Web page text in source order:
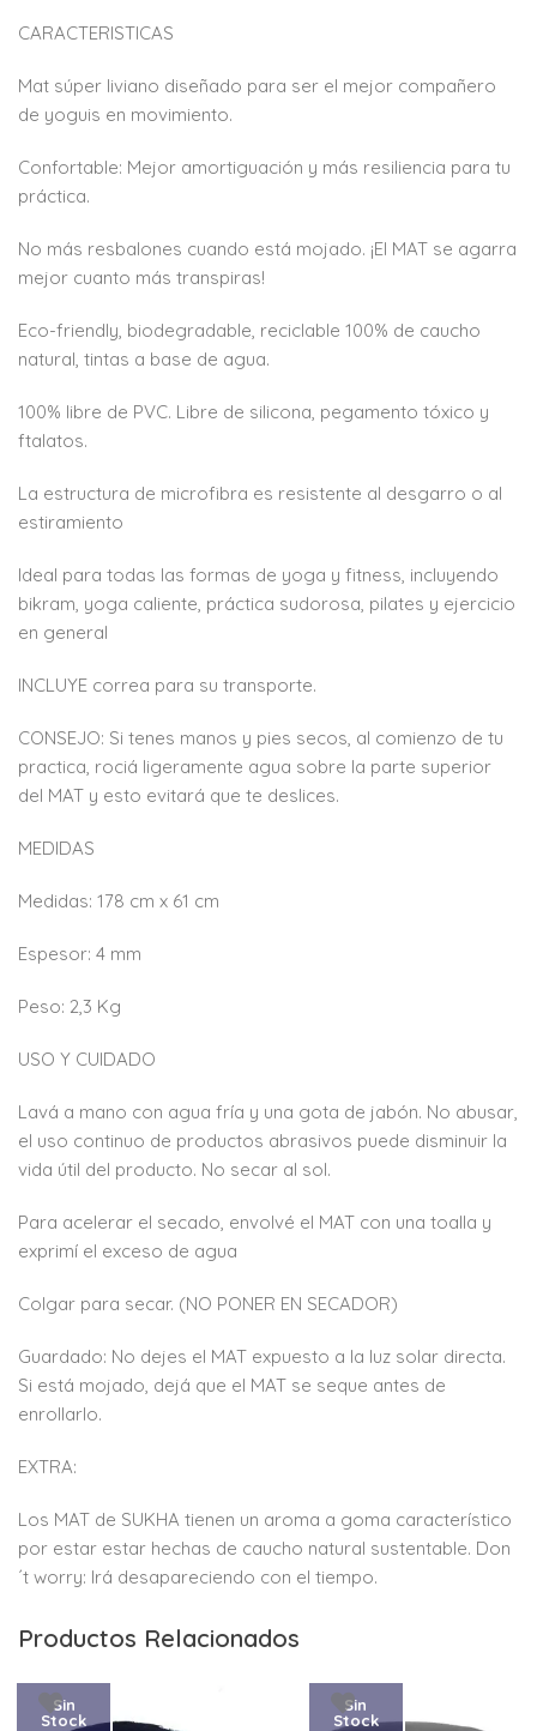
CARACTERISTICAS
Mat súper liviano diseñado para ser el mejor compañero
de yoguis en movimiento.
Confortable: Mejor amortiguación y más resiliencia para tu
práctica.
No más resbalones cuando está mojado. ¡El MAT se agarra
mejor cuanto más transpiras!
Eco-friendly, biodegradable, reciclable 100% de caucho
natural, tintas a base de agua.
100% libre de PVC. Libre de silicona, pegamento tóxico y
ftalatos.
La estructura de microfibra es resistente al desgarro o al
estiramiento
Ideal para todas las formas de yoga y fitness, incluyendo
bikram, yoga caliente, práctica sudorosa, pilates y ejercicio
en general
INCLUYE correa para su transporte.
CONSEJO: Si tenes manos y pies secos, al comienzo de tu
practica, rociá ligeramente agua sobre la parte superior
del MAT y esto evitará que te deslices.
MEDIDAS
Medidas: 178 cm x 61 cm
Espesor: 4 mm
Peso: 2,3 Kg
USO Y CUIDADO
Lavá a mano con agua fría y una gota de jabón. No abusar,
el uso continuo de productos abrasivos puede disminuir la
vida útil del producto. No secar al sol.
Para acelerar el secado, envolvé el MAT con una toalla y
exprimí el exceso de agua
Colgar para secar. (NO PONER EN SECADOR)
Guardado: No dejes el MAT expuesto a la luz solar directa.
Si está mojado, dejá que el MAT se seque antes de
enrollarlo.
EXTRA:
Los MAT de SUKHA tienen un aroma a goma característico
por estar estar hechas de caucho natural sustentable. Don
´t worry: Irá desapareciendo con el tiempo.
Productos Relacionados
Sin
Stock
Sin
Stock